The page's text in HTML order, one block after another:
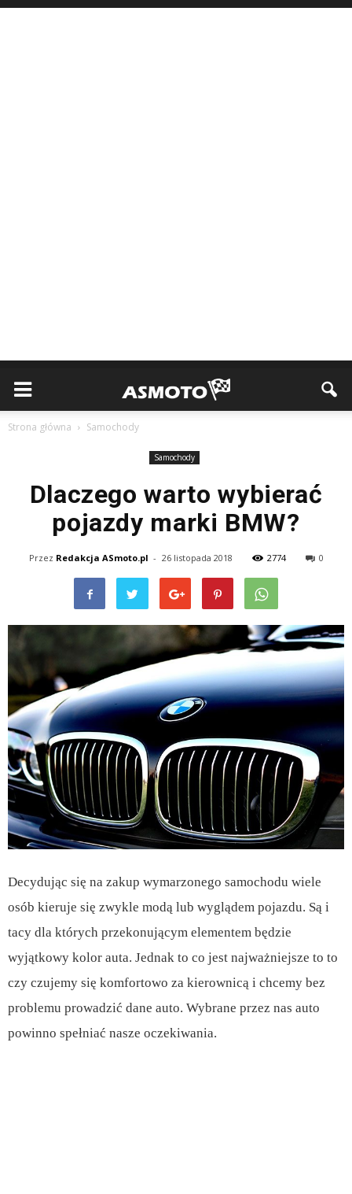
Strona główna Samochody
Samochody
Dlaczego warto wybierać
pojazdy marki BMW?
Przez Redakcja ASmoto.pl - 26 listopada 2018 2774 0
Decydując się na zakup wymarzonego samochodu wiele
osób kieruje się zwykle modą lub wyglądem pojazdu. Są i
tacy dla których przekonującym elementem będzie
wyjątkowy kolor auta. Jednak to co jest najważniejsze to to
czy czujemy się komfortowo za kierownicą i chcemy bez
problemu prowadzić dane auto. Wybrane przez nas auto
powinno spełniać nasze oczekiwania.